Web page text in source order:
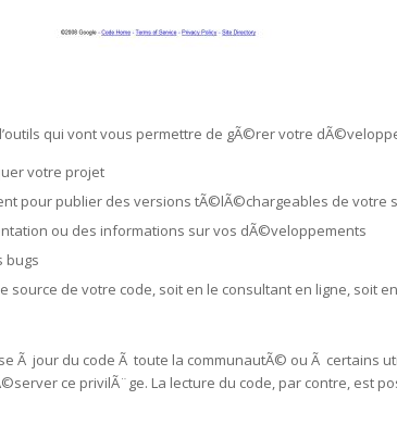
qui vont vous permettre de gÃ©rer votre
votre projet
pour publier des versions tÃ©lÃ©chargeables de votre
ou des informations sur vos dÃ©veloppements
bugs
de votre code, soit en le consultant en ligne, soit
Ã jour du code Ã toute la communautÃ© ou Ã certains
ce privilÃ¨ge. La lecture du code, par contre, est